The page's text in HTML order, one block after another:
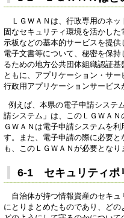
ＬＧＷＡＮは、行政専用のネッ
固なセキュリティ環境を活かし
示板などの基本的サービスを提
電子文書等について、秘密を保
るための地方公共団体組織認証
ともに、アプリケーション・サ
行政用アプリケーションサービス
例えば、本県の電子申請システ
請システム」は、このＬＧＷＡ
ＧＷＡＮは電子申請システムを
す。また、電子申請の際に必要
も、このＬＧＷＡＮが必要となり
6-1 セキュリティポ
自治体が持つ情報資産のセキュ
にとりまとめたものであり、どの